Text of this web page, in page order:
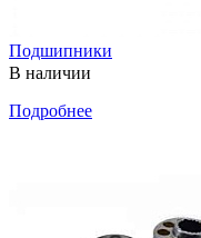
Подшипники
В наличии
Подробнее